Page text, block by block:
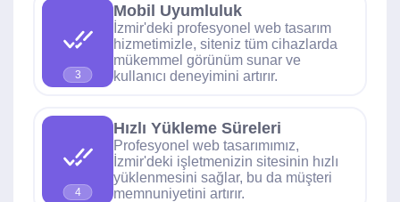
3
Mobil Uyumluluk
İzmir'deki profesyonel web tasarım
hizmetimizle, siteniz tüm cihazlarda
mükemmel görünüm sunar ve
kullanıcı deneyimini artırır.
4
Hızlı Yükleme Süreleri
Profesyonel web tasarımımız,
İzmir'deki işletmenizin sitesinin hızlı
yüklenmesini sağlar, bu da müşteri
memnuniyetini artırır.